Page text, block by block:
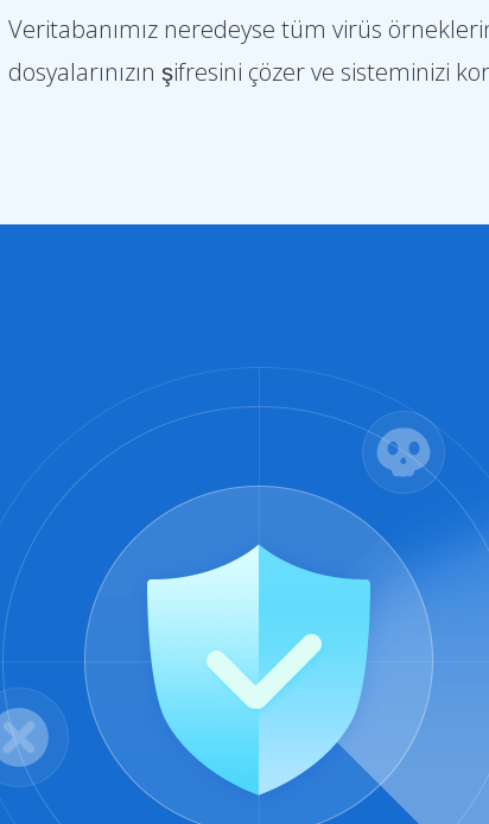
Veritabanımız neredeyse tüm virüs
dosyalarınızın şifresini çözer ve sisteminizi